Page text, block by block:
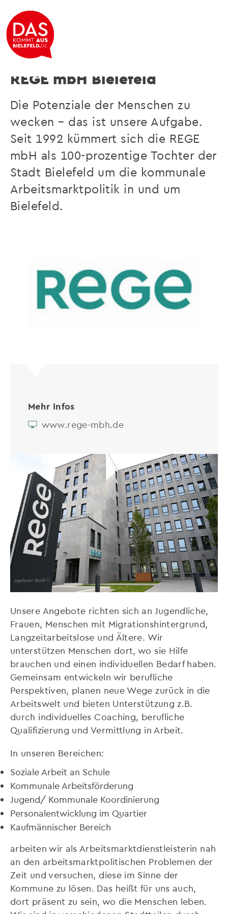
Wir wecken Potenziale
REGE mbH Bielefeld
Die Potenziale der Menschen zu
wecken – das ist unsere Aufgabe.
Seit 1992 kümmert sich die REGE
mbH als 100-prozentige Tochter der
Stadt Bielefeld um die kommunale
Arbeitsmarktpolitik in und um
Bielefeld.
Mehr Infos
www.rege-mbh.de
Unsere Angebote richten sich an Jugendliche,
Frauen, Menschen mit Migrationshintergrund,
Langzeitarbeitslose und Ältere. Wir
unterstützen Menschen dort, wo sie Hilfe
brauchen und einen individuellen Bedarf haben.
Gemeinsam entwickeln wir berufliche
Perspektiven, planen neue Wege zurück in die
Arbeitswelt und bieten Unterstützung z.B.
durch individuelles Coaching, berufliche
Qualifizierung und Vermittlung in Arbeit.
In unseren Bereichen:
Soziale Arbeit an Schule
Kommunale Arbeitsförderung
Jugend/ Kommunale Koordinierung
Personalentwicklung im Quartier
Kaufmännischer Bereich
arbeiten wir als Arbeitsmarktdienstleisterin nah
an den arbeitsmarktpolitischen Problemen der
Zeit und versuchen, diese im Sinne der
Kommune zu lösen. Das heißt für uns auch,
dort präsent zu sein, wo die Menschen leben.